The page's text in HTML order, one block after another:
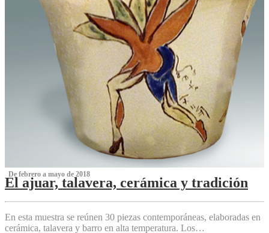
‌ De febrero a mayo de 2018
El ajuar, talavera, cerámica y tradición
‌
En esta muestra se reúnen 30 piezas contemporáneas, elaboradas en
cerámica, talavera y barro en alta temperatura. Los…